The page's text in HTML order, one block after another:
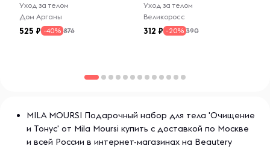
Хранить в сухом и прохладном месте, вдали от прямых
солнечных лучей и источников влаги. После открытия
упаковки плотно закрывать, чтобы сохранить свежесть
Уход за телом
Дом Арганы
525 -40% 876
Уход за телом
Великоросс
312 -20% 390
MILA MOURSI Подарочный набор для тела 'Очищение
и Тонус' от Mila Moursi купить с доставкой по Москве
и всей России в интернет-магазинах на Beautery